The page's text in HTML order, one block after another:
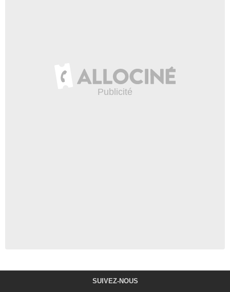
SUIVEZ-NOUS